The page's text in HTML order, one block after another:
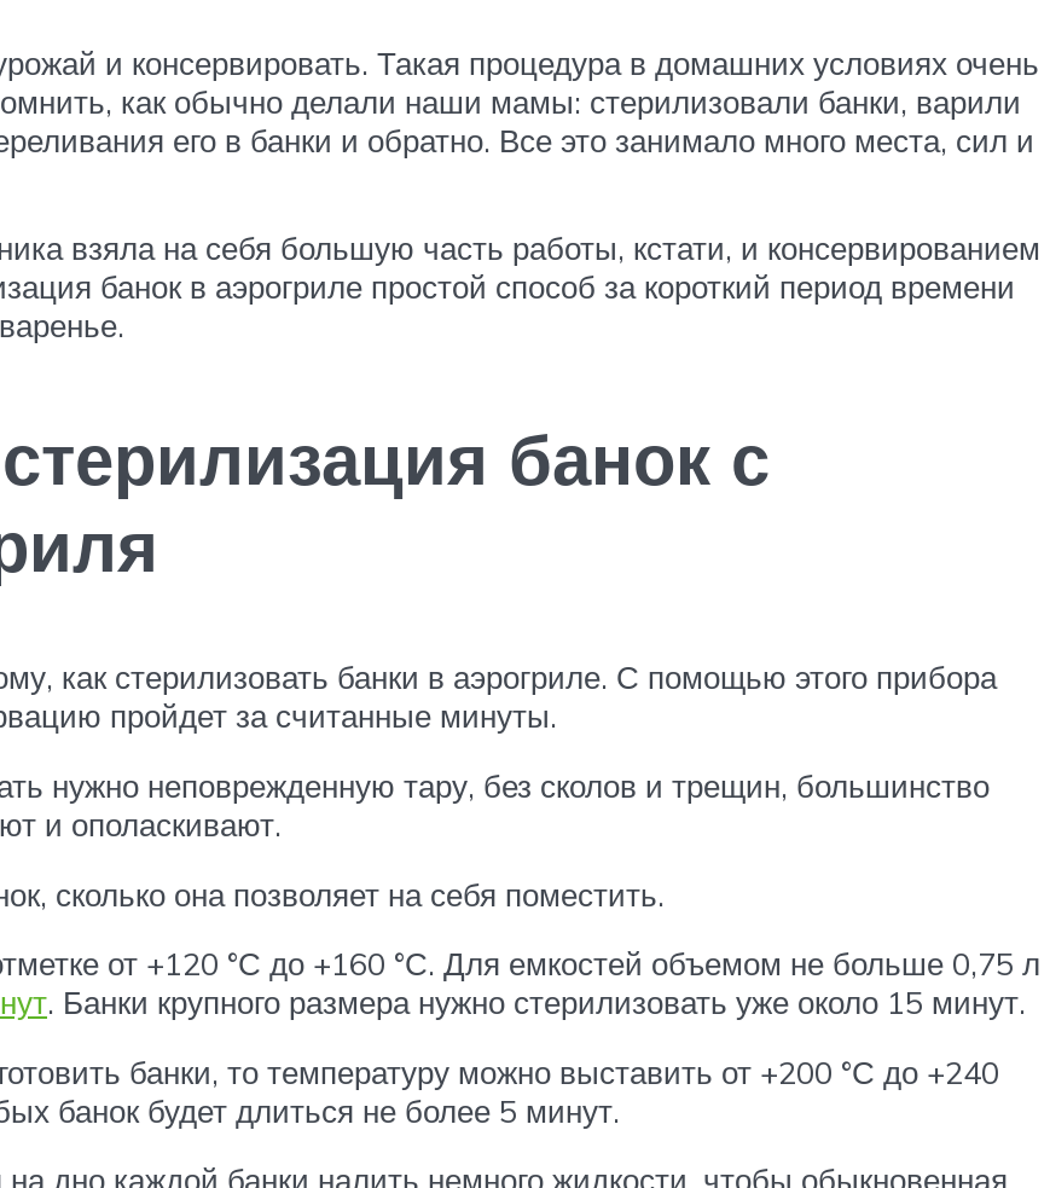
и консервировать. Такая процедура в домашних условиях очень
как обычно делали наши мамы: стерилизовали банки, варили
его в банки и обратно. Все это занимало много места, сил и
взяла на себя большую часть работы, кстати, и консервированием
банок в аэрогриле простой способ за короткий период времени
банок с
как стерилизовать банки в аэрогриле. С помощью этого прибора
пройдет за считанные минуты.
нужно неповрежденную тару, без сколов и трещин, большинство
и ополаскивают.
сколько она позволяет на себя поместить.
от +120 °С до +160 °С. Для емкостей объемом не больше 0,75 л
. Банки крупного размера нужно стерилизовать уже около 15 минут.
банки, то температуру можно выставить от +200 °С до +240
банок будет длиться не более 5 минут.
дно каждой банки налить немного жидкости, чтобы обыкновенная